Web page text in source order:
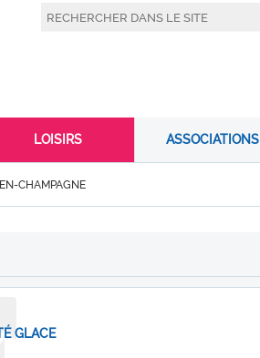
LOISIRS ASSOCIATIONS
CHAMPAGNE
GLACE